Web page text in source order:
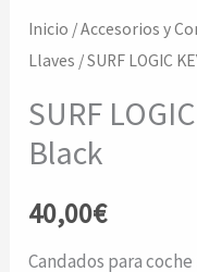
Inicio /Accesorios y
Llaves / SURF LOGIC
SURF
Black
40,00€
Candados para coche